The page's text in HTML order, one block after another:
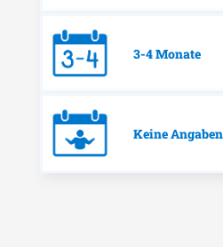
3-4 Monate
Keine Angaben